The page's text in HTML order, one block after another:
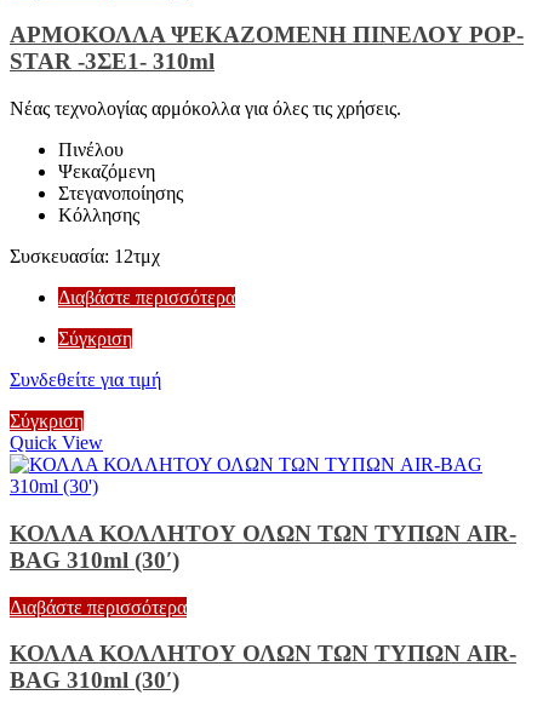
ΑΡΜΟΚΟΛΛΑ ΨΕΚΑΖΟΜΕΝΗ ΠΙΝΕΛΟΥ POP-
STAR -3ΣΕ1- 310ml
Νέας τεχνολογίας αρμόκολλα για όλες τις χρήσεις.
Πινέλου
Ψεκαζόμενη
Στεγανοποίησης
Κόλλησης
Συσκευασία: 12τμχ
Διαβάστε περισσότερα
Σύγκριση
Συνδεθείτε για τιμή
Σύγκριση
Quick View
ΚΟΛΛΑ ΚΟΛΛΗΤΟΥ ΟΛΩΝ ΤΩΝ ΤΥΠΩΝ AIR-
BAG 310ml (30′)
Διαβάστε περισσότερα
ΚΟΛΛΑ ΚΟΛΛΗΤΟΥ ΟΛΩΝ ΤΩΝ ΤΥΠΩΝ AIR-
BAG 310ml (30′)